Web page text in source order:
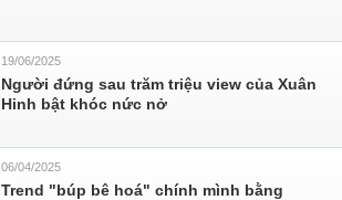
19/06/2025
Người đứng sau trăm triệu view của Xuân
Hinh bật khóc nức nở
06/04/2025
Trend "búp bê hoá" chính mình bằng